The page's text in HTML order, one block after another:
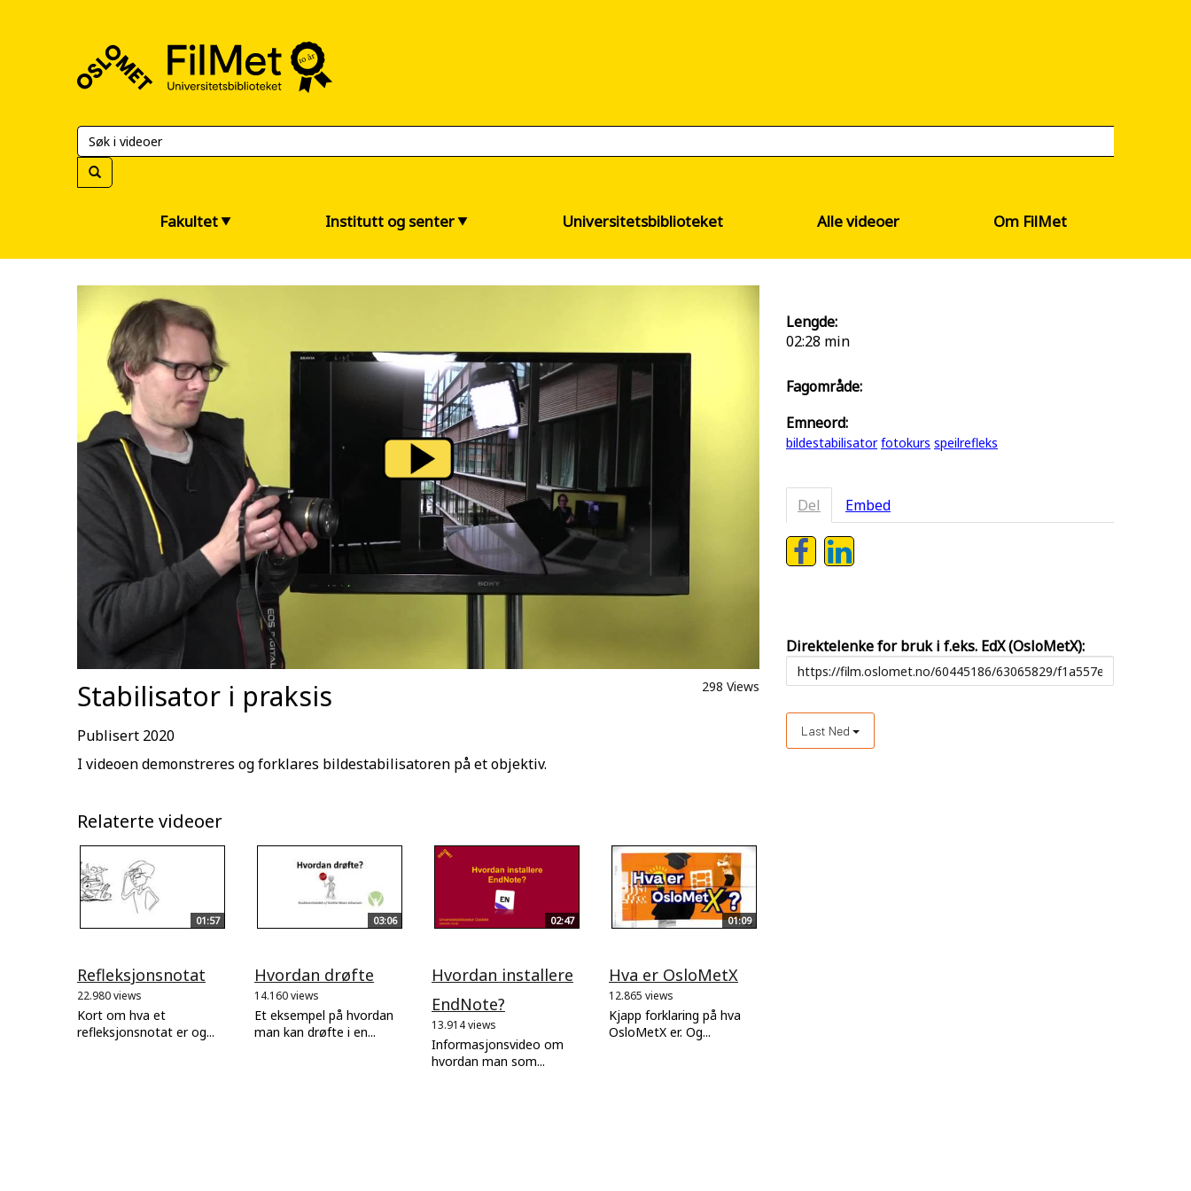
Universitetsbiblioteket
Fakultet Institutt og senter Universitetsbiblioteket Alle videoer Om FilMet
Stabilisator i praksis 298 Views
Publisert 2020
I videoen demonstreres og forklares bildestabilisatoren på et objektiv.
Relaterte videoer
01:57
Refleksjonsnotat
22.980 views
Kort om hva et
refleksjonsnotat er og...
03:06
Hvordan drøfte
14.160 views
Et eksempel på hvordan
man kan drøfte i en...
02:47
Hvordan installere
EndNote?
13.914 views
Informasjonsvideo om
hvordan man som...
01:09
Hva er OsloMetX
12.865 views
Kjapp forklaring på hva
OsloMetX er. Og...
Lengde:
02:28 min
Fagområde:
Emneord:
bildestabilisator fotokurs speilrefleks
Del Embed
Direktelenke for bruk i f.eks. EdX (OsloMetX):
Last Ned